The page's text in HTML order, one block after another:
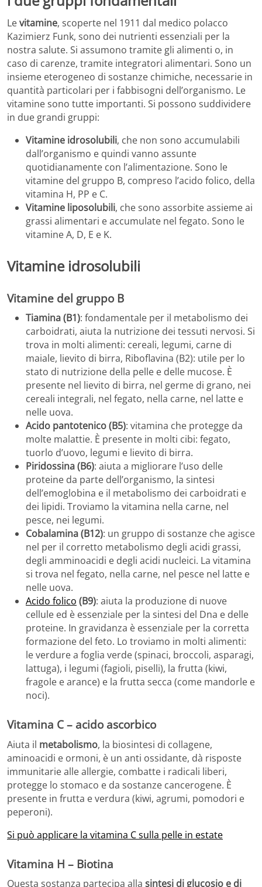
Levitamine, scoperte nel 1911 dal medico polacco
Kazimierz Funk, sono dei nutrienti essenziali per la
nostra salute. Si assumono tramite gli alimenti o, in
caso di carenze, tramite integratori alimentari. Sono un
insieme eterogeneo di sostanze chimiche, necessarie in
quantità particolari per i fabbisogni dell’organismo. Le
vitamine sono tutte importanti. Si possono suddividere
in due grandi gruppi:
Vitamine idrosolubili, che non sono accumulabili
dall’organismo e quindi vanno assunte
quotidianamente con l’alimentazione. Sono le
vitamine del gruppo B, compreso l’acido folico, della
vitamina H, PP e C.
Vitamine liposolubili, che sono assorbite assieme ai
grassi alimentari e accumulate nel fegato. Sono le
vitamine A, D, E e K.
Vitamine idrosolubili
Vitamine del gruppo B
Tiamina (B1): fondamentale per il metabolismo dei
carboidrati, aiuta la nutrizione dei tessuti nervosi. Si
trova in molti alimenti: cereali, legumi, carne di
maiale, lievito di birra, Riboflavina (B2): utile per lo
stato di nutrizione della pelle e delle mucose. È
presente nel lievito di birra, nel germe di grano, nei
cereali integrali, nel fegato, nella carne, nel latte e
nelle uova.
Acido pantotenico (B5): vitamina che protegge da
molte malattie. È presente in molti cibi: fegato,
tuorlo d’uovo, legumi e lievito di birra.
Piridossina (B6): aiuta a migliorare l’uso delle
proteine da parte dell’organismo, la sintesi
dell’emoglobina e il metabolismo dei carboidrati e
dei lipidi. Troviamo la vitamina nella carne, nel
pesce, nei legumi.
Cobalamina (B12): un gruppo di sostanze che agisce
nel per il corretto metabolismo degli acidi grassi,
degli amminoacidi e degli acidi nucleici. La vitamina
si trova nel fegato, nella carne, nel pesce nel latte e
nelle uova.
Acido folico (B9): aiuta la produzione di nuove
cellule ed è essenziale per la sintesi del Dna e delle
proteine. In gravidanza è essenziale per la corretta
formazione del feto. Lo troviamo in molti alimenti:
le verdure a foglia verde (spinaci, broccoli, asparagi,
lattuga), i legumi (fagioli, piselli), la frutta (kiwi,
fragole e arance) e la frutta secca (come mandorle e
noci).
Vitamina C – acido ascorbico
Aiuta il metabolismo, la biosintesi di collagene,
aminoacidi e ormoni, è un anti ossidante, dà risposte
immunitarie alle allergie, combatte i radicali liberi,
protegge lo stomaco e da sostanze cancerogene. È
presente in frutta e verdura (kiwi, agrumi, pomodori e
peperoni).
Si può applicare la vitamina C sulla pelle in estate
Vitamina H – Biotina
Questa sostanza partecipa alla sintesi di glucosio e di